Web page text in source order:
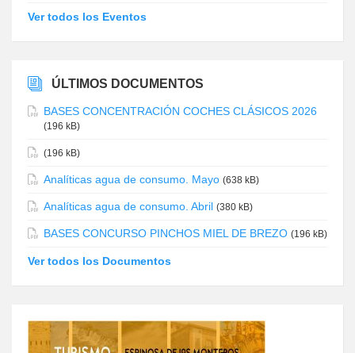
Ver todos los Eventos
ÚLTIMOS DOCUMENTOS
BASES CONCENTRACIÓN COCHES CLÁSICOS 2026
(196 kB)
(196 kB)
Analíticas agua de consumo. Mayo (638 kB)
Analíticas agua de consumo. Abril (380 kB)
BASES CONCURSO PINCHOS MIEL DE BREZO (196 kB)
Ver todos los Documentos